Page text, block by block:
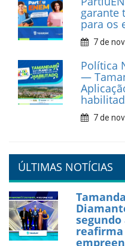
9 de
reforça
7 de
orla da
garante
para os
7 de